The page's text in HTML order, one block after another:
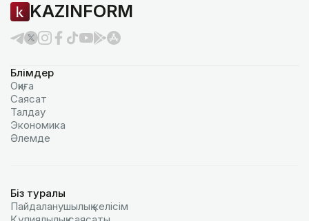
KAZINFORM
Бөлімдер
Оқиға
Саясат
Талдау
Экономика
Әлемде
Біз туралы
Пайдаланушылық келiciм